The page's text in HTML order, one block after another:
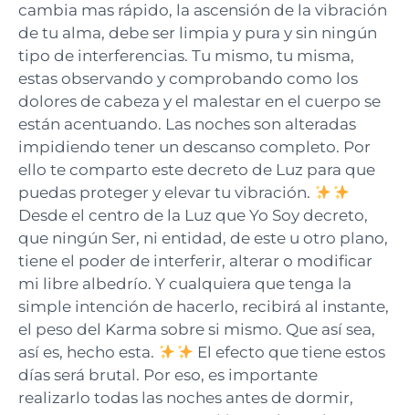
cambia mas rápido, la ascensión de la vibración
de tu alma, debe ser limpia y pura y sin ningún
tipo de interferencias. Tu mismo, tu misma,
estas observando y comprobando como los
dolores de cabeza y el malestar en el cuerpo se
están acentuando. Las noches son alteradas
impidiendo tener un descanso completo. Por
ello te comparto este decreto de Luz para que
puedas proteger y elevar tu vibración.
Desde el centro de la Luz que Yo Soy decreto,
que ningún Ser, ni entidad, de este u otro plano,
tiene el poder de interferir, alterar o modificar
mi libre albedrío. Y cualquiera que tenga la
simple intención de hacerlo, recibirá al instante,
el peso del Karma sobre si mismo. Que así sea,
así es, hecho esta.
El efecto que tiene estos
días será brutal. Por eso, es importante
realizarlo todas las noches antes de dormir,